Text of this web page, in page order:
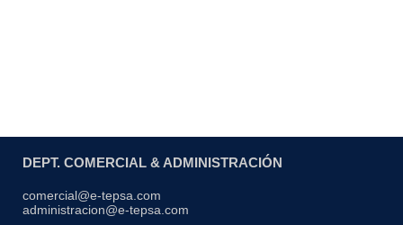
DEPT. COMERCIAL & ADMINISTRACIÓN
comercial@e-tepsa.com
administracion@e-tepsa.com